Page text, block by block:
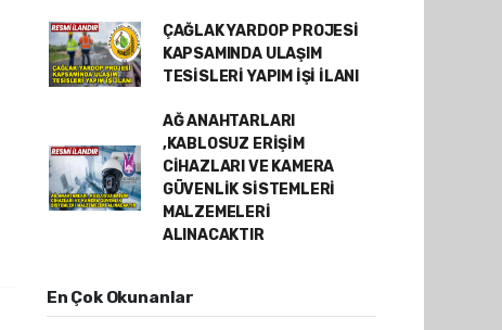
ÇAĞLAK YARDOP PROJESİ
KAPSAMINDA ULAŞIM
TESİSLERİ YAPIM İŞİ İLANI
AĞ ANAHTARLARI
,KABLOSUZ ERİŞİM
CİHAZLARI VE KAMERA
GÜVENLİK SİSTEMLERİ
MALZEMELERİ
ALINACAKTIR
En Çok Okunanlar